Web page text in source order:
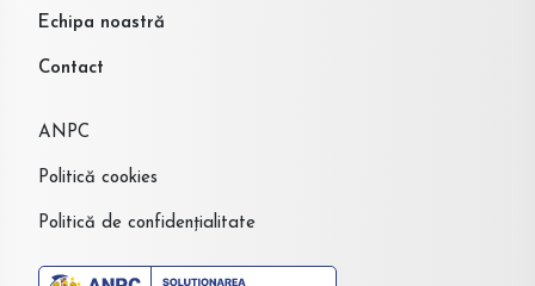
Echipa noastră
Contact
ANPC
Politică cookies
Politică de confidențialitate